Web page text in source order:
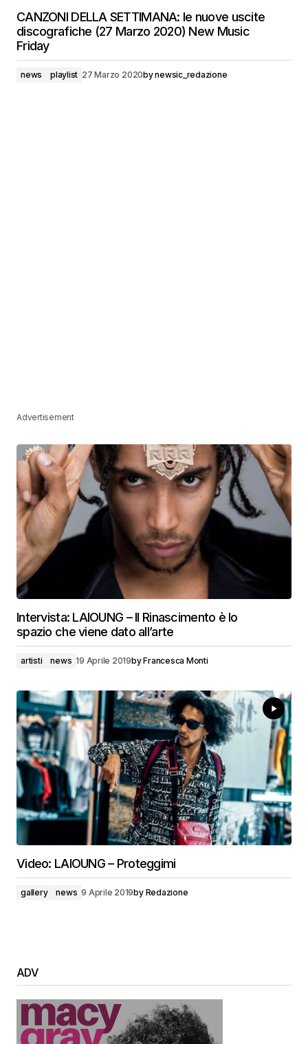
CANZONI DELLA SETTIMANA: le nuove uscite
discografiche (27 Marzo 2020) New Music
Friday
news playlist 27 Marzo 2020bynewsic_redazione
Advertisement
Intervista: LAIOUNG – Il Rinascimento è lo
spazio che viene dato all’arte
artisti news 19 Aprile 2019byFrancesca Monti
Video: LAIOUNG – Proteggimi
gallery news 9 Aprile 2019by Redazione
ADV